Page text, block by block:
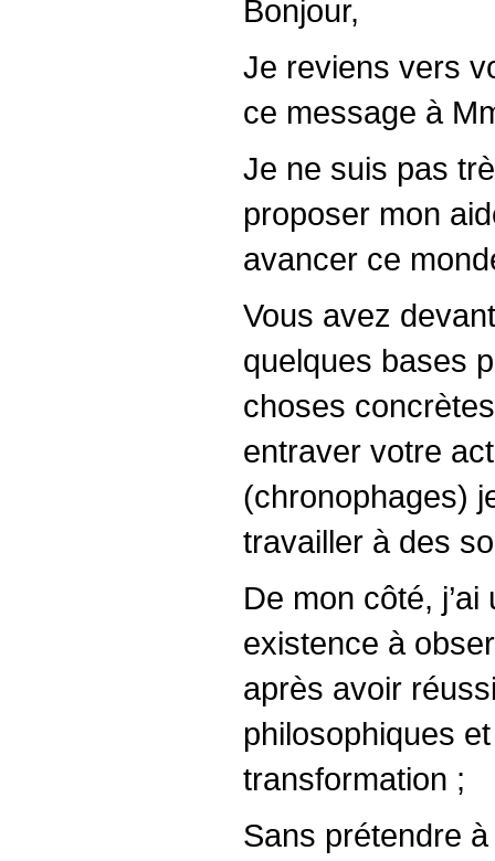
Bonjour,
Je reviens vers
ce message à
Je ne suis pas
proposer mon
avancer ce
Vous avez
quelques bases
choses
entraver votre
(chronophages)
travailler à des
De mon côté,
existence à
après avoir
philosophiques
transformation ;
Sans prétendre